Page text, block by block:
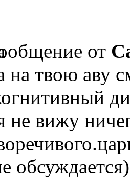
от
на твою аву
не вижу
обсуждается)